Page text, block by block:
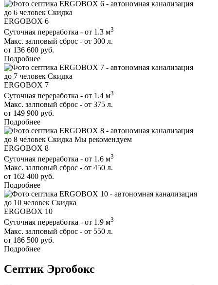
до 6 человек Скидка
ERGOBOX 6
Суточная переработка - от 1.3 м3
Макс. залповый сброс - от 300 л.
от 136 600 руб.
Подробнее
до 7 человек Скидка
ERGOBOX 7
Суточная переработка - от 1.4 м3
Макс. залповый сброс - от 375 л.
от 149 900 руб.
Подробнее
до 8 человек Скидка Мы рекомендуем
ERGOBOX 8
Суточная переработка - от 1.6 м3
Макс. залповый сброс - от 450 л.
от 162 400 руб.
Подробнее
до 10 человек Скидка
ERGOBOX 10
Суточная переработка - от 1.9 м3
Макс. залповый сброс - от 550 л.
от 186 500 руб.
Подробнее
Септик Эргобокс